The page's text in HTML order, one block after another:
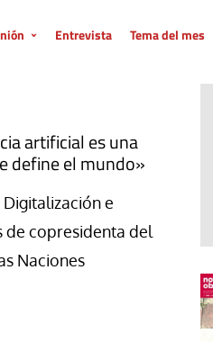
Eutopía
El Evangelio del trabajo
Desde mi azotea
Entrevista Tema del mes
artificial es una
define el mundo»
e
de copresidenta del
Naciones